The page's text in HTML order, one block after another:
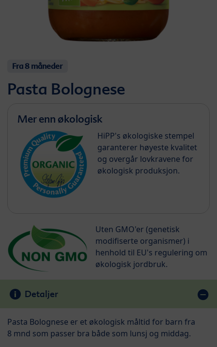
Fra 8 måneder
Pasta Bolognese
Mer enn økologisk
HiPP's økologiske stempel
garanterer høyeste kvalitet
og overgår lovkravene for
økologisk produksjon.
Uten GMO'er (genetisk
modifiserte organismer) i
henhold til EU's regulering om
økologisk jordbruk.
Detaljer
Pasta Bolognese er et økologisk måltid for barn fra
8 mnd som passer bra både som lunsj og middag.